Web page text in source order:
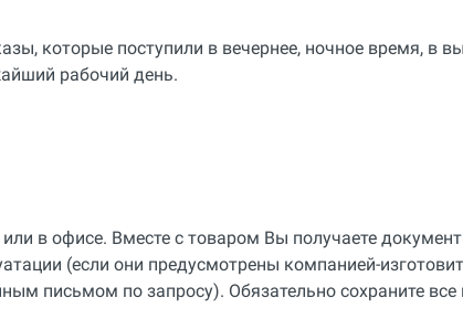
которые поступили в вечернее, ночное время, в
рабочий день.
в офисе. Вместе с товаром Вы получаете
(если они предусмотрены компанией-
письмом по запросу). Обязательно сохраните